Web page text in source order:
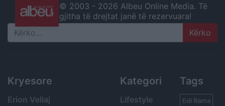
© 2003 - 2026 Albeu Online Media. Të
gjitha të drejtat janë të rezervuara!
Search
Kryesore
Erion Veliaj
Kategori
Lifestyle
Tags
Edi Rama